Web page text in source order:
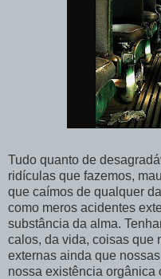
Tudo quanto de
ridículas que fazemos,
que caímos de qualquer
como meros acidentes
substância da alma.
calos, da vida, coisas que
externas ainda que
nossa existência orgânica